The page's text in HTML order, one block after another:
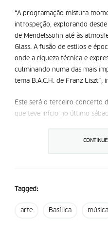
“A programação mistura
introspeção, explorando
de Mendelssohn até às
Glass. A fusão de estilos e
onde a riqueza técnica e
culminando numa das mais
tema B.A.C.H. de Franz
Este será o terceiro concerto
que teve início no último
Santuário de Fátima associa-
Partilhar isto:
Tagged:
arte Basílica música